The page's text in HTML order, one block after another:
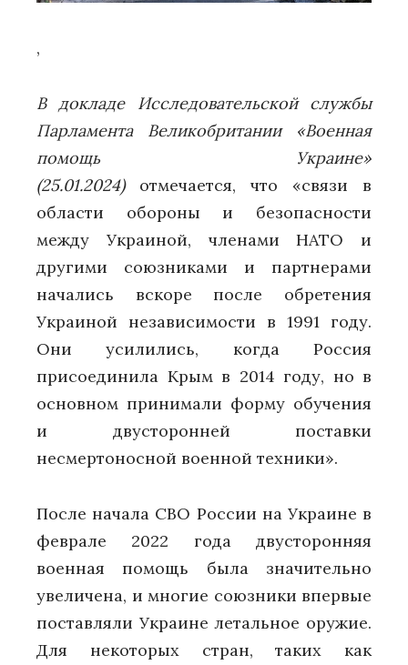
,
В докладе Исследовательской службы
Парламента Великобритании «Военная
помощь Украине»
(25.01.2024)отмечается, что «связи в
области обороны и безопасности
между Украиной, членами НАТО и
другими союзниками и партнерами
начались вскоре после обретения
Украиной независимости в 1991 году.
Они усилились, когда Россия
присоединила Крым в 2014 году, но в
основном принимали форму обучения
и двусторонней поставки
несмертоносной военной техники».
После начала СВО России на Украине в
феврале 2022 года двусторонняя
военная помощь была значительно
увеличена, и многие союзники впервые
поставляли Украине летальное оружие.
Для некоторых стран, таких как